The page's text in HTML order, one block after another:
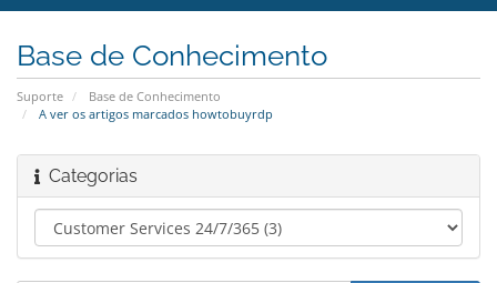
Base de Conhecimento
Suporte
Base de Conhecimento
A ver os artigos marcados howtobuyrdp
Categorias